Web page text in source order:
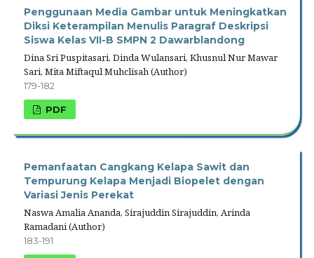
Penggunaan Media Gambar untuk Meningkatkan
Diksi Keterampilan Menulis Paragraf Deskripsi
Siswa Kelas VII-B SMPN 2 Dawarblandong
Dina Sri Puspitasari, Dinda Wulansari, Khusnul Nur Mawar
Sari, Mita Miftaqul Muhclisah (Author)
179-182
PDF
Pemanfaatan Cangkang Kelapa Sawit dan
Tempurung Kelapa Menjadi Biopelet dengan
Variasi Jenis Perekat
Naswa Amalia Ananda, Sirajuddin Sirajuddin, Arinda
Ramadani (Author)
183-191